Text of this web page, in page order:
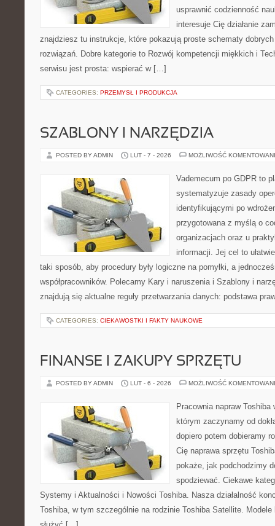
usprawnić codzienność
interesuje Cię działanie
znajdziesz tu instrukcje, które pokazują proste schematy
rozwiązań. Dobre kategorie to Rozwój kompetencji miękkich i
serwisu jest prosta: wspierać w […]
CATEGORIES: PRZEMYSŁ I PRODUKCJA
SZABLONY I NARZĘDZIA
POSTED BY ADMIN LUT - 7 - 2026 MOŻLIWOŚĆ
Vademecum po GDPR to
systematyzuje zasady
identyfikującymi po
przygotowana z myślą o
organizacjach oraz u
informacji. Jej cel to
taki sposób, aby procedury były logiczne na pomyłki, a
współpracowników. Polecamy Kary i naruszenia i Szablony i
znajdują się aktualne reguły przetwarzania danych: podstawa
CATEGORIES: CIEKAWOSTKI I FAKTY NAUKOWE
FINANSE I ZAKUPY SPRZĘTU
POSTED BY ADMIN LUT - 6 - 2026 MOŻLIWOŚĆ
Pracownia napraw
którym zaczynamy od
dopiero potem dobieramy
Cię naprawa sprzętu
pokaże, jak podchodzimy
spodziewać. Ciekawe
Systemy i Aktualności i Nowości Toshiba. Nasza działalność
Toshiba, w tym szczególnie na rodzinie Toshiba Satellite.